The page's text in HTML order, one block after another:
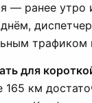
— ранее утро
трафиком
для
165 км